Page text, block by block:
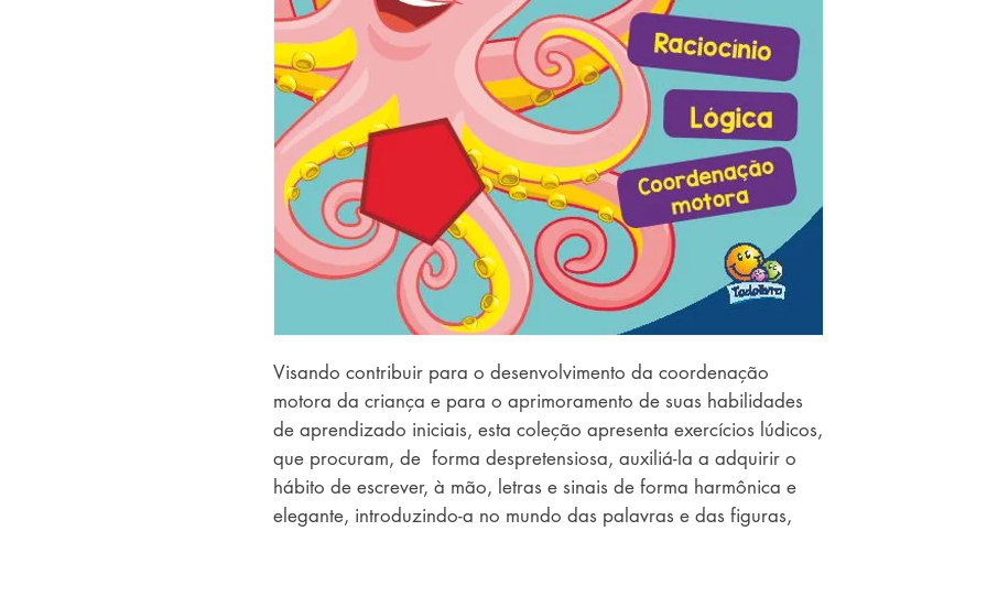
Visando contribuir para o desenvolvimento da coordenação
motora da criança e para o aprimoramento de suas habilidades
de aprendizado iniciais, esta coleção apresenta exercícios lúdicos,
que procuram, de  forma despretensiosa, auxiliá-la a adquirir o
hábito de escrever, à mão, letras e sinais de forma harmônica e
elegante, introduzindo-a no mundo das palavras e das figuras,